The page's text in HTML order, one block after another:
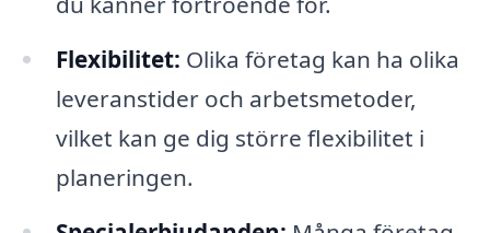
Flexibilitet: Olika företag kan ha olika
leveranstider och arbetsmetoder,
vilket kan ge dig större flexibilitet i
planeringen.